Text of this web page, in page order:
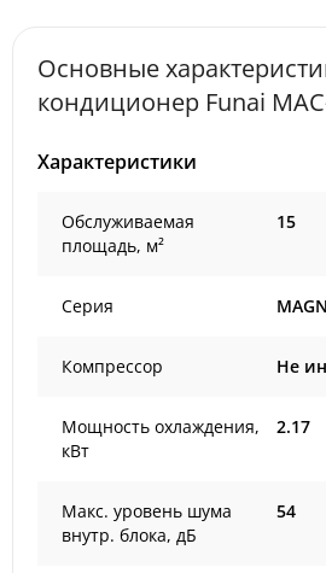
Основные
кондиционер Funai
Характеристики
Обслуживаемая
площадь, м²
15
Серия
Компрессор Не
Мощность охлаждения,
кВт
2.17
Макс. уровень шума
внутр. блока, дБ
54